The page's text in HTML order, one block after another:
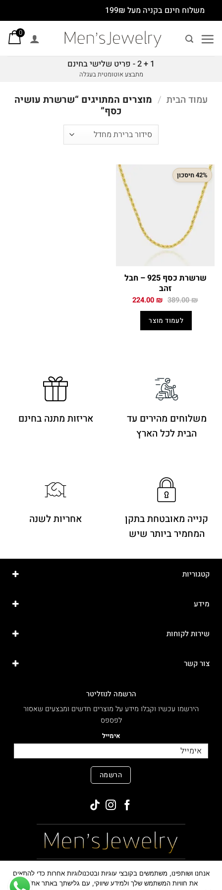
to
content
משלוח חינם בקניה מעל 199₪
0
1 + 2 - פריט שלישי בחינם
מתבצע אוטומטית בעגלה
עמוד הבית / מוצרים המתויגים “שרשרת עושיה
כסף”
42% חיסכון
שרשרת כסף 925 – חבל
זהב
389.00₪ המחיר
389.00 ₪.
224.00 ₪ המחיר
לעמוד מוצר
משלוחים מהירים עד
הבית לכל הארץ
אריזות מתנה בחינם
קנייה מאובטחת בתקן
המחמיר ביותר שיש
אחריות לשנה
קטגוריות
מידע
שירות לקוחות
צור קשר
הרשמה לנוזליטר
הירשמו עכשיו וקבלו מידע על מוצרים חדשים ומבצעים שאסור
לפספס
אימייל
הרשמה
Visa
PayPal
MasterCard
אנחנו ושותפינו, משתמשים בקובצי עוגיות ובטכנולוגיות אחרות כדי להתאים
את חוויות המשתמש שלך ולמידע שיווקי, עם גלישתך באתר את/ה